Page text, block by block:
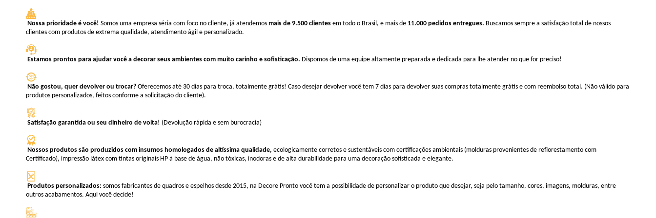
Nossa prioridade é você! Somos uma empresa séria com foco no cliente, já atendemos mais de 9.500 clientes em todo o Brasil, e mais de 11.000 pedidos entregues. Buscamos sempre a satisfação total de nossos
clientes com produtos de extrema qualidade, atendimento ágil e personalizado.
Estamos prontos para ajudar você a decorar seus ambientes com muito carinho e sofisticação. Dispomos de uma equipe altamente preparada e dedicada para lhe atender no que for preciso!
Não gostou, quer devolver ou trocar? Oferecemos até 30 dias para troca, totalmente grátis! Caso desejar devolver você tem 7 dias para devolver suas compras totalmente grátis e com reembolso total. (Não válido para
produtos personalizados, feitos conforme a solicitação do cliente).
Satisfação garantida ou seu dinheiro de volta! (Devolução rápida e sem burocracia)
Nossos produtos são produzidos com insumos homologados de altíssima qualidade, ecologicamente corretos e sustentáveis com certificações ambientais (molduras provenientes de reflorestamento com
Certificado), impressão látex com tintas originais HP à base de água, não tóxicas, inodoras e de alta durabilidade para uma decoração sofisticada e elegante.
Produtos personalizados: somos fabricantes de quadros e espelhos desde 2015, na Decore Pronto você tem a possibilidade de personalizar o produto que desejar, seja pelo tamanho, cores, imagens, molduras, entre
outros acabamentos. Aqui você decide!